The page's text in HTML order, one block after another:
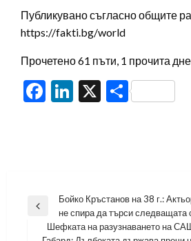
Публикувано съгласно общите
https://fakti.bg/world
Прочетено 61 пъти, 1 прочита
Facebook
LinkedIn
X Share
Навигация
Previous
Бойко Кръстанов на 38 г.:
не спира да търси следващата
Шефката на разузнаването на